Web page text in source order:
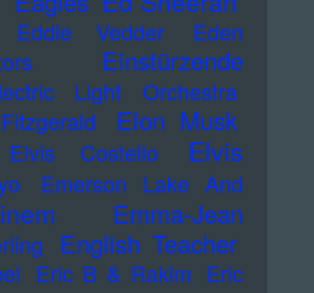
Eddie Vedder
Eden
Einstürzende
Light Orchestra
Elon Musk
Elvis Costello
Elvis
Emerson Lake And
Emma-Jean
English Teacher
Eric B & Rakim Eric